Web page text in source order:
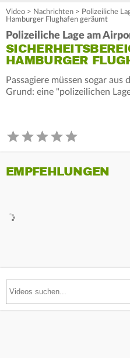
Video > Nachrichten > Polizeiliche
Hamburger Flughafen geräumt
Polizeiliche Lage am
HAMBURGER
Passagiere müssen sogar
Grund: eine "polizeilichen
EMPFEHLUNGEN